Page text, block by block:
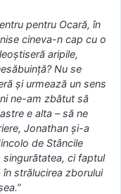
pentru Ocară, în
cineva-n cap cu o
aripile,
Nu se
şi urmează un sens
ne-am zbătut să
e alta – să ne
Jonathan şi-a
de Stâncile
singurătatea, ci faptul
strălucirea zborului